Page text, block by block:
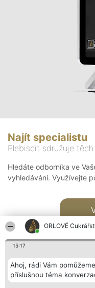
ORLOVÉ
15:17
Ahoj, rádi Vám
příslušnou téma
Najít specialistu
Plebiscit sdružuje
Hledáte odborníka ve
vyhledávání. Využívejte